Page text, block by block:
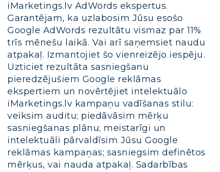
iMarketings.lv AdWords ekspertus.
Garantējam, ka uzlabosim Jūsu esošo
Google AdWords rezultātu vismaz par 11%
trīs mēnešu laikā. Vai arī saņemsiet naudu
atpakaļ. Izmantojiet šo vienreizējo iespēju.
Uzticiet rezultāta sasniegšanu
pieredzējušiem Google reklāmas
ekspertiem un novērtējiet intelektuālo
iMarketings.lv kampaņu vadīšanas stilu:
veiksim auditu; piedāvāsim mērķu
sasniegšanas plānu; meistarīgi un
intelektuāli pārvaldīsim Jūsu Google
reklāmas kampaņas; sasniegsim definētos
mērķus, vai nauda atpakaļ. Sadarbības